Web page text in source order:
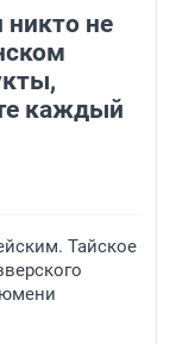
никто не
каждый
Тайское